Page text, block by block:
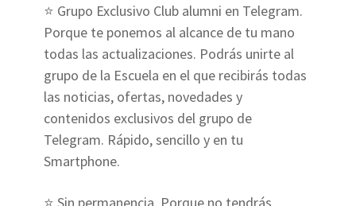
⭐ Grupo Exclusivo Club alumni en Telegram.
Porque te ponemos al alcance de tu mano
todas las actualizaciones. Podrás unirte al
grupo de la Escuela en el que recibirás todas
las noticias, ofertas, novedades y
contenidos exclusivos del grupo de
Telegram. Rápido, sencillo y en tu
Smartphone.